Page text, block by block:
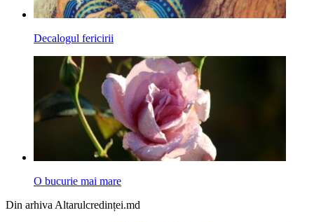
Decalogul fericirii
O bucurie mai mare
Din arhiva Altarulcredinței.md